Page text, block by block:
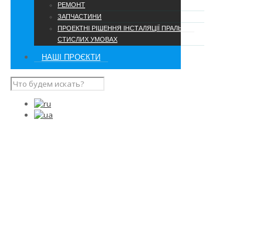
РЕМОНТ
ЗАПЧАСТИНИ
ПРОЕКТНІ РІШЕННЯ ІНСТАЛЯЦІЇ ПРАЛЬНІ В
СТИСЛИХ УМОВАХ
НАШІ ПРОЄКТИ